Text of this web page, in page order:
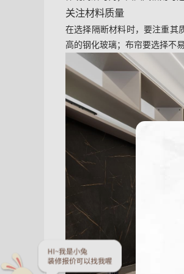
关注材料质量
在选择隔断材料时，要注重其
高的钢化玻璃；布帘要选择不